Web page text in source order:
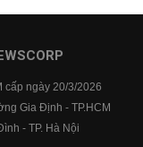
cấp ngày 20/3/2026
Gia Định - TP.HCM
- TP. Hà Nội